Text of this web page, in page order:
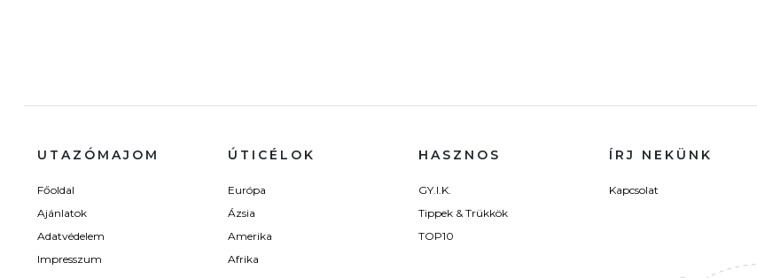
UTAZÓMAJOM
Főoldal
Ajánlatok
Adatvédelem
Impresszum
ÚTICÉLOK
Európa
Ázsia
Amerika
Afrika
HASZNOS
GY.I.K.
Tippek & Trükkök
TOP10
ÍRJ NEKÜNK
Kapcsolat